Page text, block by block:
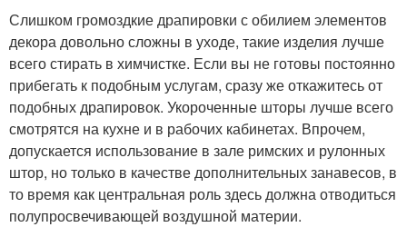
Слишком громоздкие драпировки с обилием элементов
декора довольно сложны в уходе, такие изделия лучше
всего стирать в химчистке. Если вы не готовы постоянно
прибегать к подобным услугам, сразу же откажитесь от
подобных драпировок. Укороченные шторы лучше всего
смотрятся на кухне и в рабочих кабинетах. Впрочем,
допускается использование в зале римских и рулонных
штор, но только в качестве дополнительных занавесов, в
то время как центральная роль здесь должна отводиться
полупросвечивающей воздушной материи.